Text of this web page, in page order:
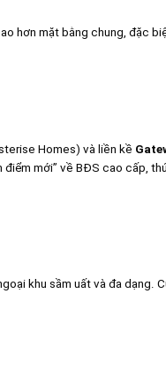
hơn mặt bằng chung, đặc
Homes) và liền kề
mới” về BĐS cao cấp,
khu sầm uất và đa dạng.